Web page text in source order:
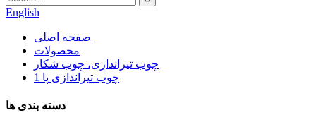
English
صفحه اصلی
محصولات
چوب تیراندازی، چوب شکار
1 چوب تیراندازی پا
دسته بندی ها